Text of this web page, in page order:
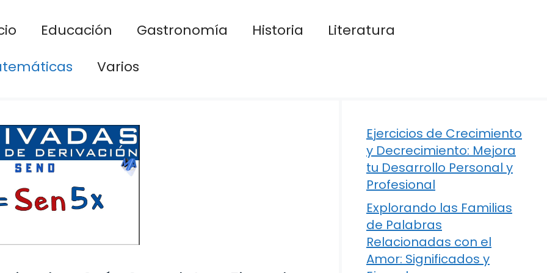
Educación Gastronomía Historia
Literatura
Varios
Ejercicios de Crecimiento
y Decrecimiento: Mejora
tu Desarrollo Personal y
Profesional
Explorando las Familias
de Palabras
Relacionadas con el
Amor: Significados y